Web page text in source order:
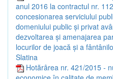
anul 2016 la contractul nr.
concesionarea serviciului
domeniului public și privat
dezvoltarea și amenajarea
locurilor de joacă și a
Slatina
Hotărârea nr. 421/2015 -